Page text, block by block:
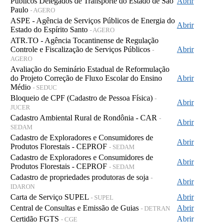
Paulo - AGERO
ASPE - Agência de Serviços Públicos de Energia do
Estado do Espírito Santo - AGERO
Abrir
ATR.TO - Agência Tocantinense de Regulação
Controle e Fiscalização de Serviços Públicos -
AGERO
Abrir
Avaliação do Seminário Estadual de Reformulação
do Projeto Correção de Fluxo Escolar do Ensino
Médio - SEDUC
Abrir
Bloqueio de CPF (Cadastro de Pessoa Física) -
JUCER
Abrir
Cadastro Ambiental Rural de Rondônia - CAR -
SEDAM
Abrir
Cadastro de Exploradores e Consumidores de
Produtos Florestais - CEPROF - SEDAM
Abrir
Cadastro de Exploradores e Consumidores de
Produtos Florestais - CEPROF - SEDAM
Abrir
Cadastro de propriedades produtoras de soja -
IDARON
Abrir
Carta de Serviço SUPEL - SUPEL
Abrir
Central de Consultas e Emissão de Guias - DETRAN
Abrir
Certidão FGTS - CGE Abrir